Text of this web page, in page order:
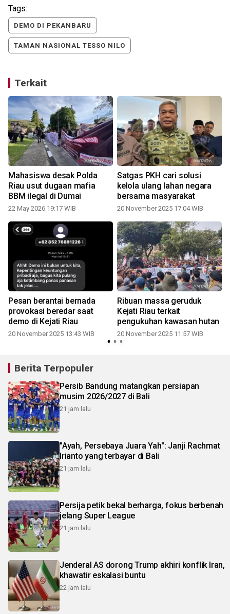
Tags:
DEMO DI PEKANBARU
TAMAN NASIONAL TESSO NILO
Terkait
Mahasiswa desak Polda
Riau usut dugaan mafia
BBM ilegal di Dumai
22 May 2026 19:17 WIB
Satgas PKH cari solusi
kelola ulang lahan negara
bersama masyarakat
20 November 2025 17:04 WIB
Pesan berantai bernada
provokasi beredar saat
demo di Kejati Riau
20 November 2025 13:43 WIB
Ribuan massa geruduk
Kejati Riau terkait
pengukuhan kawasan hutan
20 November 2025 11:57 WIB
Berita Terpopuler
Persib Bandung matangkan persiapan
musim 2026/2027 di Bali
21 jam lalu
"Ayah, Persebaya Juara Yah": Janji Rachmat
Irianto yang terbayar di Bali
21 jam lalu
Persija petik bekal berharga, fokus berbenah
jelang Super League
21 jam lalu
Jenderal AS dorong Trump akhiri konflik Iran,
khawatir eskalasi buntu
22 jam lalu